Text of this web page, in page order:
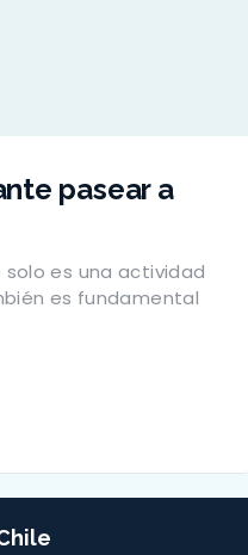
pasear a
es una actividad
es fundamental